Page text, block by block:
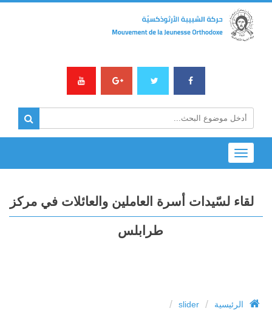
Toggle
navigation
لقاء لسّيدات أسرة العاملين والعائلات في مركز
طرابلس
الرئيسية /
slider
/